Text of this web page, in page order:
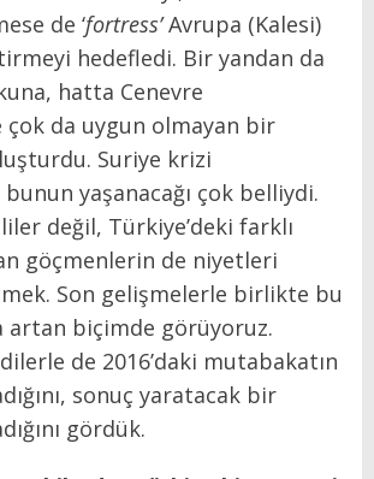
de ‘fortress’Avrupa (Kalesi)
hedefledi. Bir yandan da
hatta Cenevre
çok da uygun olmayan bir
Suriye krizi
yaşanacağı çok belliydi.
değil, Türkiye’deki farklı
göçmenlerin de niyetleri
Son gelişmelerle birlikte bu
artan biçimde görüyoruz.
de 2016’daki mutabakatın
sonuç yaratacak bir
gördük.